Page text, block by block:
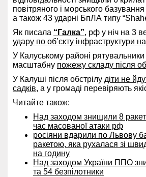
повітряного і морського
а також 43 ударні БпЛА типу
Як писала “Галка”, рф у ніч на 3
удару по об’єкту інфраструктури
У Калуському районі рятувальники
масштабну пожежу складу після
У Калуші після обстрілу діти не
садків, а у громаді перевіряють
Читайте також:
Над заходом знищили 8
час масованої атаки рф
росіяни вдарили по Львову
ракетою, яка рухалася зі
на годину
Над заходом України ППО
та 54 безпілотники